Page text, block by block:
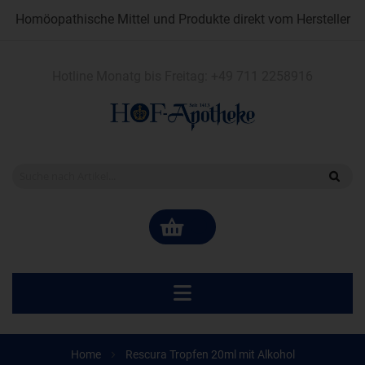
Homöopathische Mittel und Produkte direkt vom Hersteller
Home Rescura Tropfen 20ml mit Alkohol